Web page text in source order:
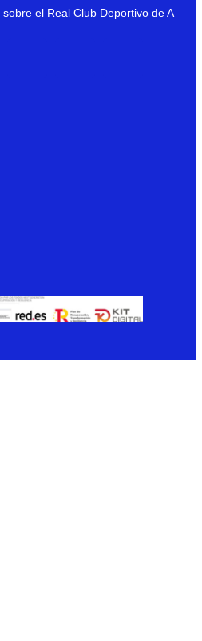
sobre el Real Club Deportivo de A